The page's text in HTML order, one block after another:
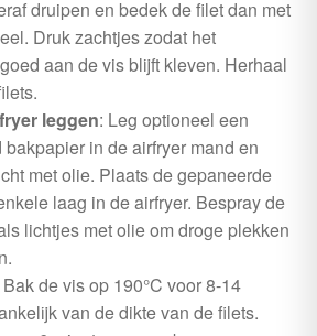
druipen en bedek de filet dan met
Druk zachtjes zodat het
aan de vis blijft kleven. Herhaal
leggen: Leg optioneel een
bakpapier in de airfryer mand en
met olie. Plaats de gepaneerde
laag in de airfryer. Bespray de
lichtjes met olie om droge plekken
Bak de vis op 190°C voor 8-14
van de dikte van de filets.